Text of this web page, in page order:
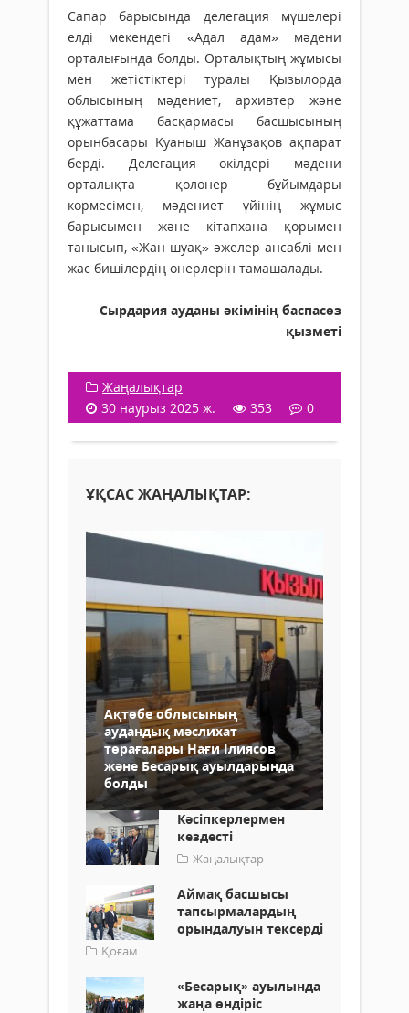
Сапар барысында делегация мүшелері
елді мекендегі «Адал адам» мәдени
орталығында болды. Орталықтың жұмысы
мен жетістіктері туралы Қызылорда
облысының мәдениет, архивтер және
құжаттама басқармасы басшысының
орынбасары Қуаныш Жанұзақов ақпарат
берді. Делегация өкілдері мәдени
орталықта қолөнер бұйымдары
көрмесімен, мәдениет үйінің жұмыс
барысымен және кітапхана қорымен
танысып, «Жан шуақ» әжелер ансаблі мен
жас бишілердің өнерлерін тамашалады.
Сырдария ауданы әкімінің баспасөз
қызметі
Жаңалықтар
30 наурыз 2025 ж.
353 0
ҰҚСАС ЖАҢАЛЫҚТАР:
Ақтөбе облысының
аудандық мәслихат
төрағалары Нағи Ілиясов
және Бесарық ауылдарында
болды
Кәсіпкерлермен
кездесті
Жаңалықтар
Аймақ басшысы
тапсырмалардың
орындалуын тексерді
Қоғам
«Бесарық» ауылында
жаңа өндіріс